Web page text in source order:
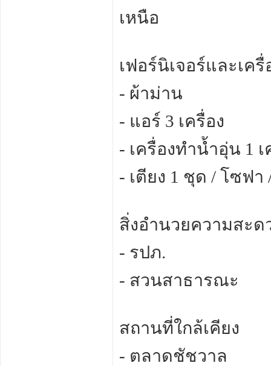
เหนือ
เฟอร์นิเจอร์และเค
- ผ้าม่าน
- แอร์ 3 เครื่อง
- เครื่องทำน้ำอุ่น 1 เ
- เตียง 1 ชุด / โซฟ
สิ่งอำนวยความสะด
- รปภ.
- สวนสาธารณะ
สถานที่ใกล้เคียง
- ตลาดชัชวาล